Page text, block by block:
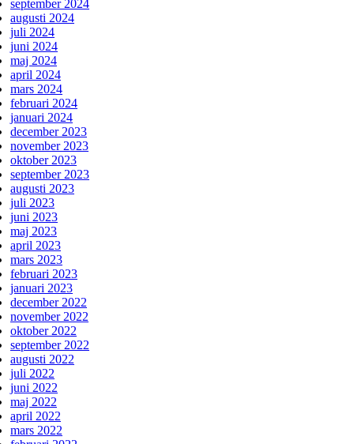
september 2024
augusti 2024
juli 2024
juni 2024
maj 2024
april 2024
mars 2024
februari 2024
januari 2024
december 2023
november 2023
oktober 2023
september 2023
augusti 2023
juli 2023
juni 2023
maj 2023
april 2023
mars 2023
februari 2023
januari 2023
december 2022
november 2022
oktober 2022
september 2022
augusti 2022
juli 2022
juni 2022
maj 2022
april 2022
mars 2022